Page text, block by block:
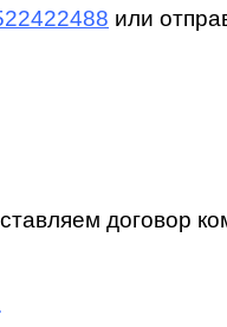
или
договор